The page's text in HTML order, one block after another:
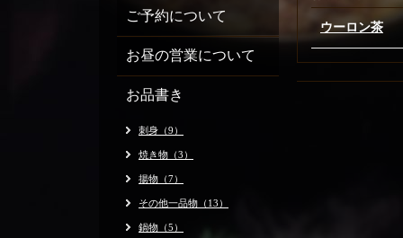
ウーロン茶
ご予約について
お昼の営業について
お品書き
刺身（9）
焼き物（3）
揚物（7）
その他一品物（13）
鍋物（5）